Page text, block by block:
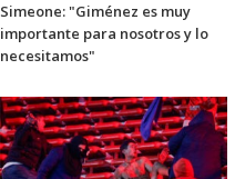
Simeone: "Giménez es muy
importante para nosotros y lo
necesitamos"